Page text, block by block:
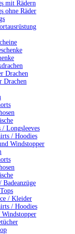
mit Rädern
ohne Räder
Drachen
Drachen
/ Longsleeves
/ Hoodies
Windstopper
/ Kleider
/ Hoodies
Windstopper